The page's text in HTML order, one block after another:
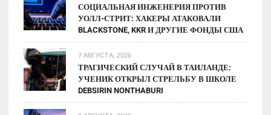
СОЦИАЛЬНАЯ ИНЖЕНЕРИЯ ПРОТИВ
УОЛЛ-СТРИТ: ХАКЕРЫ АТАКОВАЛИ
BLACKSTONE, KKR И ДРУГИЕ ФОНДЫ США
7 АВГУСТА, 2026
ТРАГИЧЕСКИЙ СЛУЧАЙ В ТАИЛАНДЕ:
УЧЕНИК ОТКРЫЛ СТРЕЛЬБУ В ШКОЛЕ
DEBSIRIN NONTHABURI